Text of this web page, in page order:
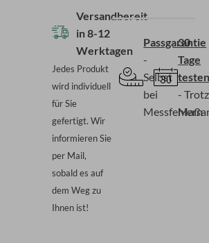
Beide
beweglich (VS2)
Versandbereit
in8-12
Werktagen
Jedes Produkt
wird individuell
für Sie
gefertigt. Wir
informieren Sie
per Mail,
sobald es auf
dem Weg zu
Ihnen ist!
Passgarantie
-
Selbst
bei
Messfehlern
30
Tage
- Trotz